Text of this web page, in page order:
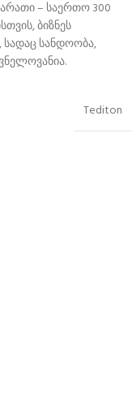
– საერთო 300
ბიზნეს
სადაც სანდოობა,
Tediton